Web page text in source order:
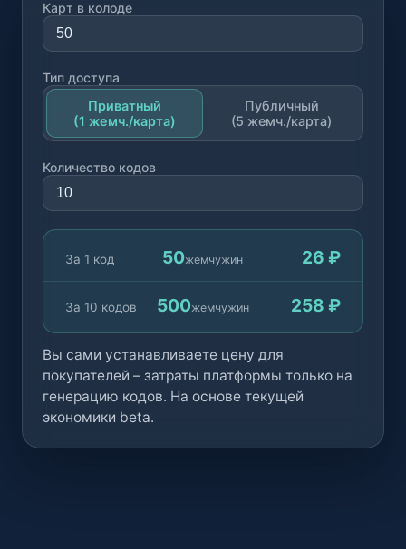
Карт в колоде
Тип доступа
Приватный
(1 жемч./карта)
Публичный
(5 жемч./карта)
Количество кодов
За 1 код 50жемчужин 26 ₽
За 10 кодов 500жемчужин 258 ₽
Вы сами устанавливаете цену для
покупателей – затраты платформы только на
генерацию кодов. На основе текущей
экономики beta.